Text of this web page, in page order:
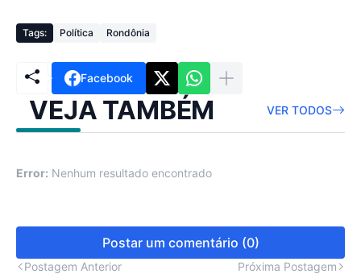
Tags: Política Rondônia
Facebook
VEJA TAMBÉM VER TODOS
Error: Nenhum resultado encontrado
Postar um comentário (0)
Postagem Anterior Próxima Postagem